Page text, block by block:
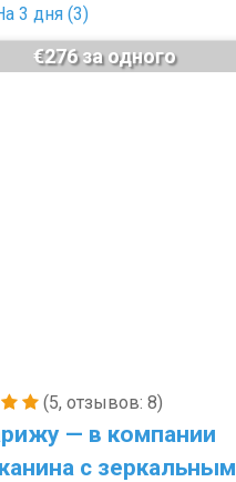
3 дня (3)
(5, отзывов: 8)
— в компании
с зеркальным
€276 за одного